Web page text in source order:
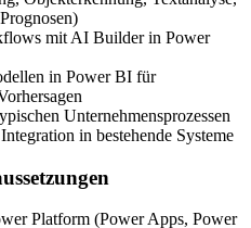
mit AI Builder in Power
in Power BI für
Unternehmensprozessen
in bestehende Systeme
Platform (Power Apps, Power